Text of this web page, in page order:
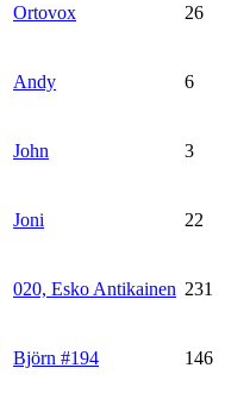
Ortovox 26
Andy 6
John 3
Joni 22
020, Esko Antikainen 231
Björn #194 146